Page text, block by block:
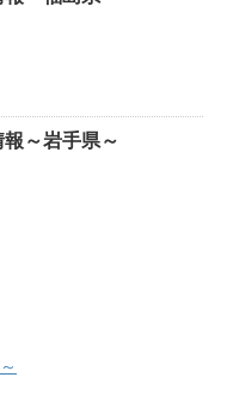
～岩手県～